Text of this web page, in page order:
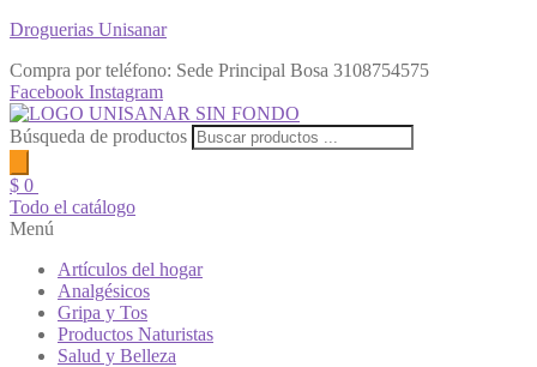
Droguerias Unisanar
Compra por teléfono: Sede Principal Bosa 3108754575
Facebook Instagram
Búsqueda de productos
$ 0
Todo el catálogo
Menú
Artículos del hogar
Analgésicos
Gripa y Tos
Productos Naturistas
Salud y Belleza